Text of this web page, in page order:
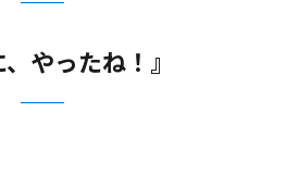
、やったね！』